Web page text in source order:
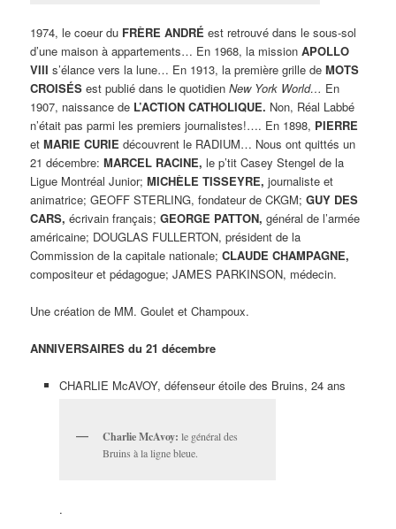
1974, le coeur du FRÈRE ANDRÉ est retrouvé dans le sous-sol
d’une maison à appartements… En 1968, la missionAPOLLO
VIII s’élance vers la lune… En 1913, la première grille deMOTS
CROISÉS est publié dans le quotidienNew York World… En
1907, naissance de L’ACTION CATHOLIQUE. Non, Réal Labbé
n’était pas parmi les premiers journalistes!…. En 1898, PIERRE
etMARIE CURIE découvrent le RADIUM… Nous ont quittés un
21 décembre:MARCEL RACINE, le p’tit Casey Stengel de la
Ligue Montréal Junior;MICHÈLE TISSEYRE, journaliste et
animatrice; GEOFF STERLING, fondateur de CKGM;GUY DES
CARS, écrivain français;GEORGE PATTON, général de l’armée
américaine; DOUGLAS FULLERTON, président de la
Commission de la capitale nationale;CLAUDE CHAMPAGNE,
compositeur et pédagogue; JAMES PARKINSON, médecin.
Une création de MM. Goulet et Champoux.
ANNIVERSAIRES du 21 décembre
CHARLIE McAVOY, défenseur étoile des Bruins, 24 ans
Charlie McAvoy: le général des
Bruins à la ligne bleue.
.